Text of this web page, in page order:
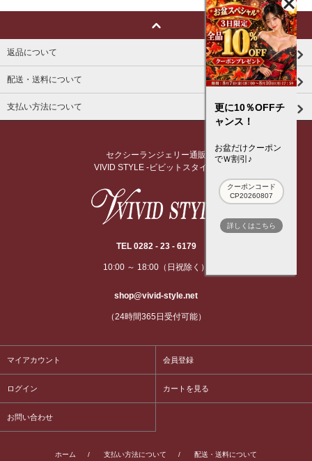
返品について
配送・送料について
支払い方法について
セクシーランジェリー通販
VIVID STYLE -ビビットスタイル-
TEL 0282 - 23 - 6179
10:00 ～ 18:00（日祝除く）
shop@vivid-style.net
（24時間365日受付可能）
マイアカウント 会員登録
ログイン カートを見る
お問い合わせ
ホーム / 支払い方法について / 配送・送料について
更に10％OFFチ
ャンス！
お盆だけクーポン
でＷ割引♪
クーポンコード
CP20260807
詳しくはこちら